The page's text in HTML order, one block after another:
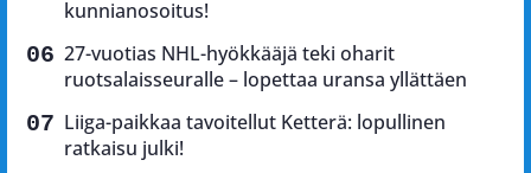
kunnianosoitus!
27-vuotias NHL-hyökkääjä teki oharit
ruotsalaisseuralle – lopettaa uransa yllättäen
Liiga-paikkaa tavoitellut Ketterä: lopullinen
ratkaisu julki!